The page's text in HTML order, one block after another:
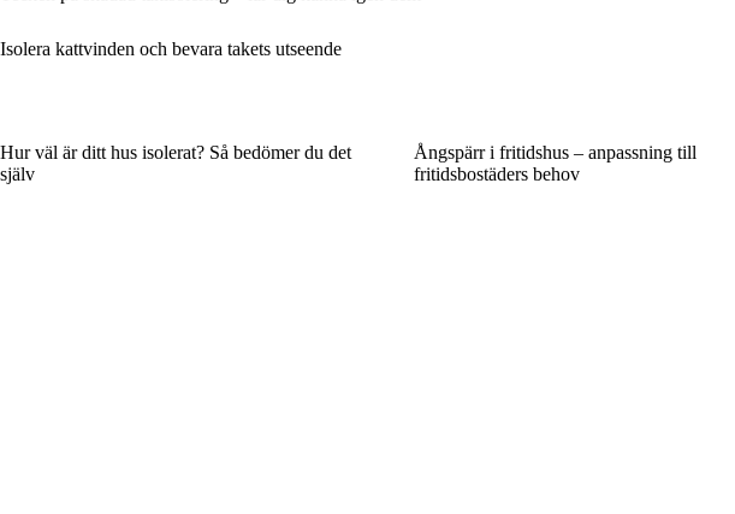
Isolera kattvinden och bevara takets utseende
Hur väl är ditt hus isolerat? Så bedömer du det
själv
Ångspärr i fritidshus – anpassning till
fritidsbostäders behov